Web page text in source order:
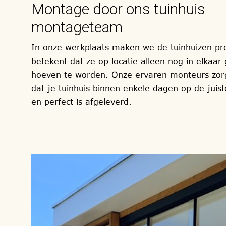
Montage door ons tuinhuis
montageteam
In onze werkplaats maken we de tuinhuizen
betekent dat ze op locatie alleen nog in elkaar
hoeven te worden. Onze ervaren monteurs
dat je tuinhuis binnen enkele dagen op de
en perfect is afgeleverd.